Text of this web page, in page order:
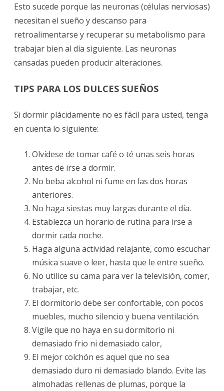
Esto sucede porque las neuronas (células nerviosas)
necesitan el sueño y descanso para
retroalimentarse y recuperar su metabolismo para
trabajar bien al día siguiente. Las neuronas
cansadas pueden producir alteraciones.
TIPS PARA LOS DULCES SUEÑOS
Si dormir plácidamente no es fácil para usted, tenga
en cuenta lo siguiente:
Olvídese de tomar café o té unas seis horas
antes de irse a dormir.
No beba alcohol ni fume en las dos horas
anteriores.
No haga siestas muy largas durante el día.
Establezca un horario de rutina para irse a
dormir cada noche.
Haga alguna actividad relajante, como escuchar
música suave o leer, hasta que le entre sueño.
No utilice su cama para ver la televisión, comer,
trabajar, etc.
El dormitorio debe ser confortable, con pocos
muebles, mucho silencio y buena ventilación.
Vigile que no haya en su dormitorio ni
demasiado frio ni demasiado calor,
El mejor colchón es aquel que no sea
demasiado duro ni demasiado blando. Evite las
almohadas rellenas de plumas, porque la